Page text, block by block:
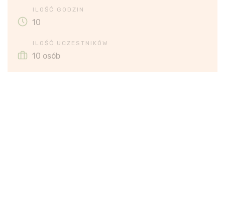
ILOŚĆ GODZIN
10
ILOŚĆ UCZESTNIKÓW
10 osób